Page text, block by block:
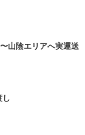
山陰エリアへ実運送
し